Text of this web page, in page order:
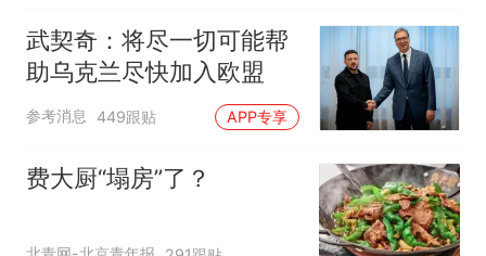
武契奇：将尽一切可能帮
助乌克兰尽快加入欧盟
参考消息 449跟贴 APP专享
费大厨“塌房”了？